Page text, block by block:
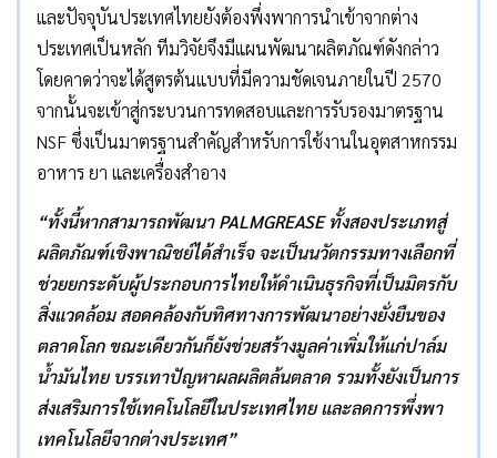
และปัจจุบันประเทศไทยยังต้องพึ่งพาการนำเข้าจากต่าง
ประเทศเป็นหลัก ทีมวิจัยจึงมีแผนพัฒนาผลิตภัณฑ์ดังกล่าว
โดยคาดว่าจะได้สูตรต้นแบบที่มีความชัดเจนภายในปี 2570
จากนั้นจะเข้าสู่กระบวนการทดสอบและการรับรองมาตรฐาน
NSF ซึ่งเป็นมาตรฐานสำคัญสำหรับการใช้งานในอุตสาหกรรม
อาหาร ยา และเครื่องสำอาง
“ทั้งนี้หากสามารถพัฒนา PALMGREASE ทั้งสองประเภทสู่
ผลิตภัณฑ์เชิงพาณิชย์ได้สำเร็จ จะเป็นนวัตกรรมทางเลือกที่
ช่วยยกระดับผู้ประกอบการไทยให้ดำเนินธุรกิจที่เป็นมิตรกับ
สิ่งแวดล้อม สอดคล้องกับทิศทางการพัฒนาอย่างยั่งยืนของ
ตลาดโลก ขณะเดียวกันก็ยังช่วยสร้างมูลค่าเพิ่มให้แก่ปาล์ม
น้ำมันไทย บรรเทาปัญหาผลผลิตล้นตลาด รวมทั้งยังเป็นการ
ส่งเสริมการใช้เทคโนโลยีในประเทศไทย และลดการพึ่งพา
เทคโนโลยีจากต่างประเทศ”